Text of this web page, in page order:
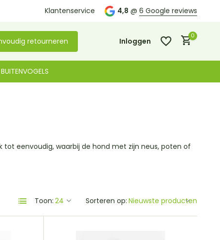
Klantenservice 4,8 @ 6 Google reviews
retourneren Inloggen
0
BUITENVOGELS
tot eenvoudig, waarbij de hond met zijn neus, poten of
Toon: Sorteren op: